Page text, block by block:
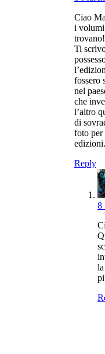
Ciao
i volumi
Ti
fossero
nel
che
l’altro
di
foto per
edizioni.
Reply
8